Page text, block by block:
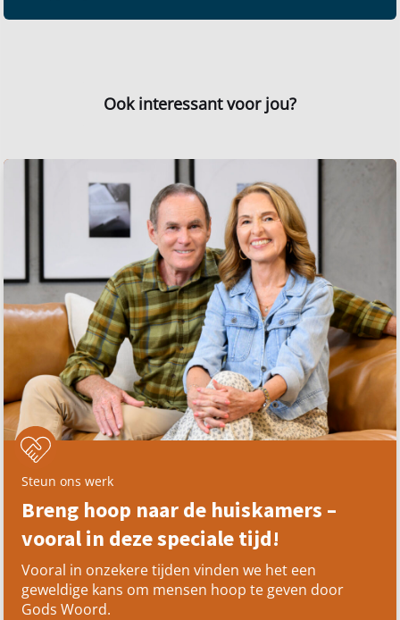
Ook interessant voor jou?
Steun ons werk
Breng hoop naar de huiskamers –
vooral in deze speciale tijd!
Vooral in onzekere tijden vinden we het een
geweldige kans om mensen hoop te geven door
Gods Woord.